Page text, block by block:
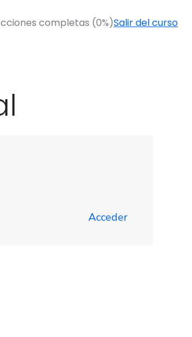
completas (0%)Salir del curso
Acceder